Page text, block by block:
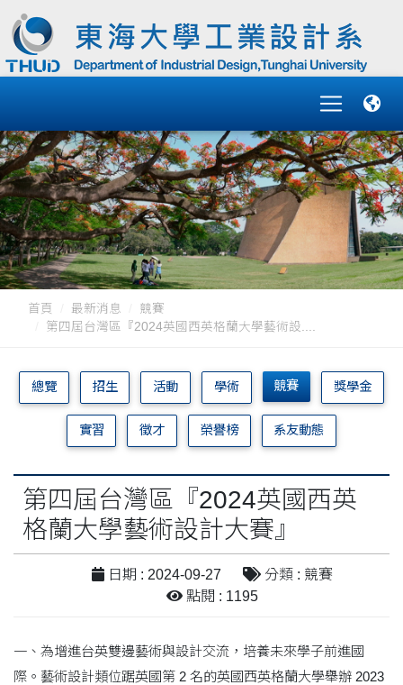
首頁 最新消息
競賽
第四屆台灣區『2024英國西英格蘭大學藝術設....
總覽 招生 活動 學術 競賽 獎學金
實習 徵才 榮譽榜 系友動態
第四屆台灣區『2024英國西英
格蘭大學藝術設計大賽』
日期 : 2024-09-27
分類 : 競賽
點閱 : 1195
一、為增進台英雙邊藝術與設計交流，培養未來學子前進國
際。藝術設計類位踞英國第 2 名的英國西英格蘭大學舉辦 2023